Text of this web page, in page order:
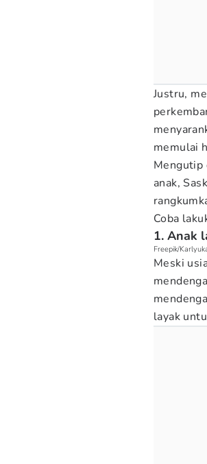
Justru,
memulai
Mengutip
anak,
Coba
1. Anak
Freepik/
Meski
layak